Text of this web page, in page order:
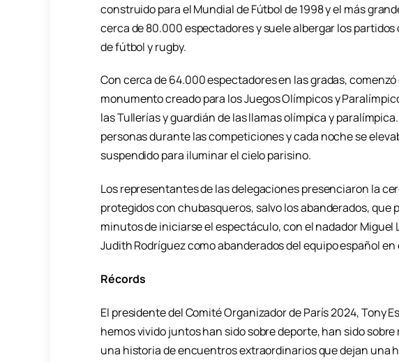
construido para el Mundial de Fútbol de 1998 y el más
cerca de 80.000 espectadores y suele albergar los
de fútbol y rugby.
Con cerca de 64.000 espectadores en las gradas,
monumento creado para los Juegos Olímpicos y
las Tullerías y guardián de las llamas olímpica y
personas durante las competiciones y cada noche se
suspendido para iluminar el cielo parisino.
Los representantes de las delegaciones presenciaron la
protegidos con chubasqueros, salvo los abanderados, que
minutos de iniciarse el espectáculo, con el nadador Miguel
Judith Rodríguez como abanderados del equipo español en
Récords
El presidente del Comité Organizador de París 2024, Tony
hemos vivido juntos han sido sobre deporte, han sido
una historia de encuentros extraordinarios que dejan una